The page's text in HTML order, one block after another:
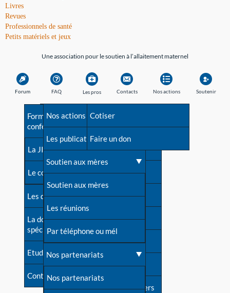
Livres
Revues
Professionnels de santé
Petits matériels et jeux
Une association pour le soutien à l’allaitement maternel
Forum FAQ
Avant la naissance
Les débuts
Une difficulté d'allaitement ?
Cas particuliers
Mythes et vérités
Devenir animatrice ?
Une question sur le site
Les pros
Formations et
conférences
La JIA
Le congrès
Les dossiers de l'allaitement
La documentation
spécialisée
Etudes récentes
Contact
Contacts
Besoin d'aide?
Répertoire de tous les
contacts
Contact presse
Dossier de presse
Soutenir LLL
Livre d'or
Forum
S'inscrire à nos newsletters
Nos actions
Nos actions
Les publications
Soutien aux mères
Soutien aux mères
Les réunions
Par téléphone ou mél
Nos partenariats
Nos partenariats
Soutenir
Cotiser
Faire un don